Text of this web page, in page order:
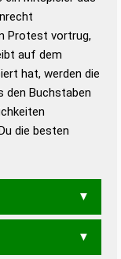
in 12 Bänden
gutes
Grammatik
Protest vortrug,
auf dem
hat, werden die
den Buchstaben
die besten